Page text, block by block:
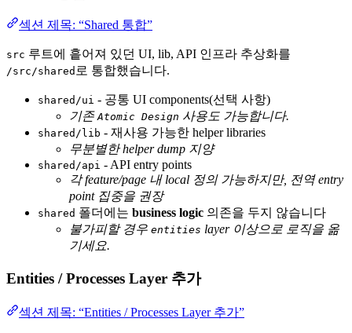
섹션 제목: “Shared 통합”
src 루트에 흩어져 있던 UI, lib, API 인프라 추상화를
/src/shared 로 통합했습니다.
shared/ui - 공통 UI components(선택 사항)
기존 Atomic Design 사용도 가능합니다.
shared/lib - 재사용 가능한 helper libraries
무분별한 helper dump 지양
shared/api - API entry points
각 feature/page 내 local 정의 가능하지만, 전역 entry
point 집중을 권장
shared 폴더에는 business logic 의존을 두지 않습니다
불가피할 경우 entities layer 이상으로 로직을 옮
기세요.
Entities / Processes Layer 추가
섹션 제목: “Entities / Processes Layer 추가”